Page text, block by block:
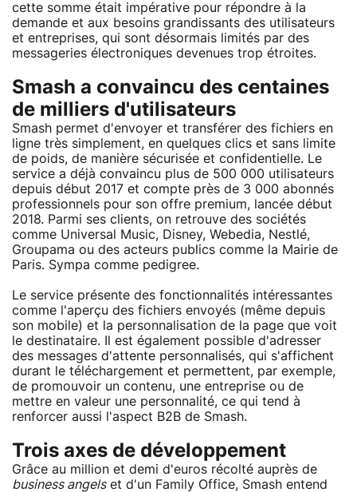
cette somme était impérative pour répondre à la
demande et aux besoins grandissants des utilisateurs
et entreprises, qui sont désormais limités par des
messageries électroniques devenues trop étroites.
Smash a convaincu des centaines
de milliers d'utilisateurs
Smash permet d'envoyer et transférer des fichiers en
ligne très simplement, en quelques clics et sans limite
de poids, de manière sécurisée et confidentielle. Le
service a déjà convaincu plus de 500 000 utilisateurs
depuis début 2017 et compte près de 3 000 abonnés
professionnels pour son offre premium, lancée début
2018. Parmi ses clients, on retrouve des sociétés
comme Universal Music, Disney, Webedia, Nestlé,
Groupama ou des acteurs publics comme la Mairie de
Paris. Sympa comme pedigree.
Le service présente des fonctionnalités intéressantes
comme l'aperçu des fichiers envoyés (même depuis
son mobile) et la personnalisation de la page que voit
le destinataire. Il est également possible d'adresser
des messages d'attente personnalisés, qui s'affichent
durant le téléchargement et permettent, par exemple,
de promouvoir un contenu, une entreprise ou de
mettre en valeur une personnalité, ce qui tend à
renforcer aussi l'aspect B2B de Smash.
Trois axes de développement
Grâce au million et demi d'euros récolté auprès de
business angelset d'un Family Office, Smash entend